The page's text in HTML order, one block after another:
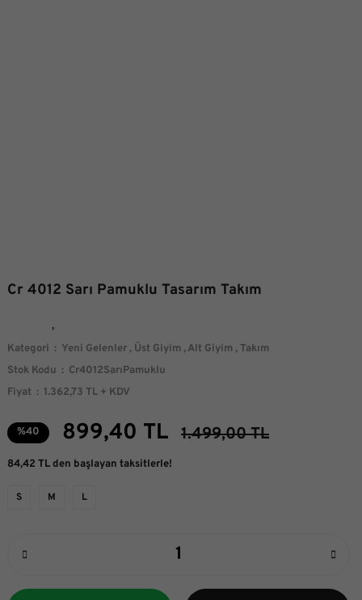
Cr 4012 Sarı Pamuklu Tasarım Takım
Kategori Yeni Gelenler , Üst Giyim ,Alt Giyim , Takım
Stok Kodu
Cr4012SarıPamuklu
Fiyat
1.362,73 TL + KDV
%40 899,40 TL 1.499,00 TL
84,42 TL den başlayan taksitlerle!
S M L